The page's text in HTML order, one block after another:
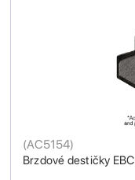
Brzdové destičky
(AC5154)